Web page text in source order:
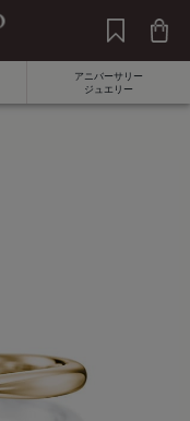
アニバーサリー
ジュエリー